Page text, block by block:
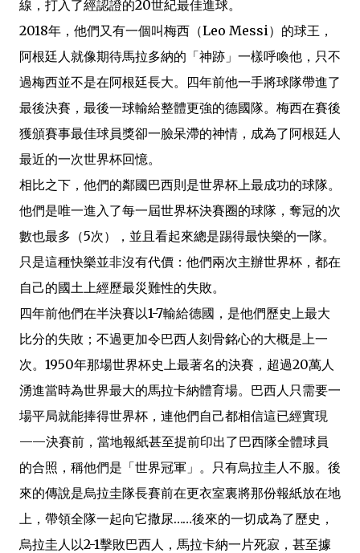
線，打入了經認證的20世紀最佳進球。
2018年，他們又有一個叫梅西（Leo Messi）的球王，
阿根廷人就像期待馬拉多納的「神跡」一樣呼喚他，只不
過梅西並不是在阿根廷長大。四年前他一手將球隊帶進了
最後決賽，最後一球輸給整體更強的德國隊。梅西在賽後
獲頒賽事最佳球員獎卻一臉呆滯的神情，成為了阿根廷人
最近的一次世界杯回憶。
相比之下，他們的鄰國巴西則是世界杯上最成功的球隊。
他們是唯一進入了每一屆世界杯決賽圈的球隊，奪冠的次
數也最多（5次），並且看起來總是踢得最快樂的一隊。
只是這種快樂並非沒有代價：他們兩次主辦世界杯，都在
自己的國土上經歷最災難性的失敗。
四年前他們在半決賽以1-7輸給德國，是他們歷史上最大
比分的失敗；不過更加令巴西人刻骨銘心的大概是上一
次。1950年那場世界杯史上最著名的決賽，超過20萬人
湧進當時為世界最大的馬拉卡納體育場。巴西人只需要一
場平局就能捧得世界杯，連他們自己都相信這已經實現
——決賽前，當地報紙甚至提前印出了巴西隊全體球員
的合照，稱他們是「世界冠軍」。只有烏拉圭人不服。後
來的傳說是烏拉圭隊長賽前在更衣室裏將那份報紙放在地
上，帶領全隊一起向它撒尿……後來的一切成為了歷史，
烏拉圭人以2-1擊敗巴西人，馬拉卡納一片死寂，甚至據